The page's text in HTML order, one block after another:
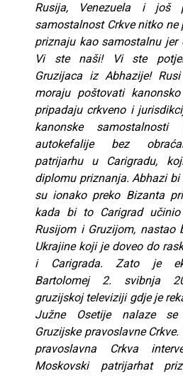
Rusija, Venezuela i još
samostalnost Crkve nitko ne
priznaju kao samostalnu jer
Vi ste naši! Vi ste
Gruzijaca iz Abhazije!
moraju poštovati
pripadaju crkveno i
kanonske
autokefalije bez
patrijarhu u Carigradu,
diplomu priznanja. Abhazi
su ionako preko Bizanta
kada bi to Carigrad
Rusijom i Gruzijom, nastao
Ukrajine koji je doveo do
i Carigrada. Zato je
Bartolomej 2. svibnja
gruzijskoj televiziji gdje je
Južne Osetije nalaze
Gruzijske pravoslavne
pravoslavna Crkva
Moskovski patrijarhat